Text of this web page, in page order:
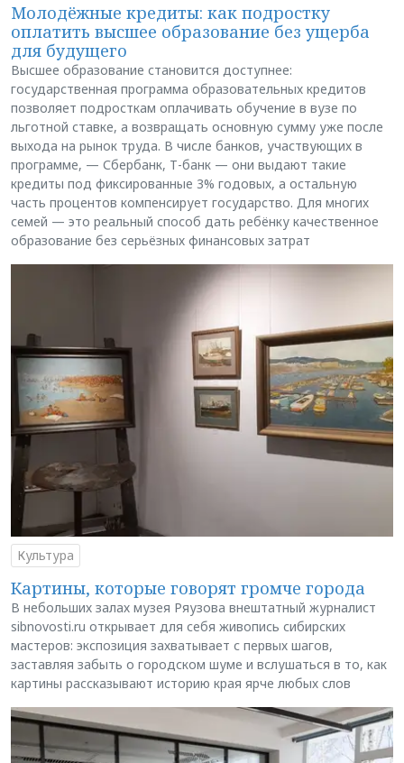
Молодёжные кредиты: как подростку
оплатить высшее образование без ущерба
для будущего
Высшее образование становится доступнее:
государственная программа образовательных кредитов
позволяет подросткам оплачивать обучение в вузе по
льготной ставке, а возвращать основную сумму уже после
выхода на рынок труда. В числе банков, участвующих в
программе, — Сбербанк, Т-банк — они выдают такие
кредиты под фиксированные 3% годовых, а остальную
часть процентов компенсирует государство. Для многих
семей — это реальный способ дать ребёнку качественное
образование без серьёзных финансовых затрат
Культура
Картины, которые говорят громче города
В небольших залах музея Ряузова внештатный журналист
sibnovosti.ru открывает для себя живопись сибирских
мастеров: экспозиция захватывает с первых шагов,
заставляя забыть о городском шуме и вслушаться в то, как
картины рассказывают историю края ярче любых слов